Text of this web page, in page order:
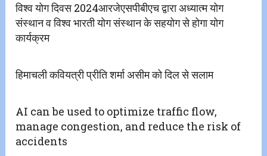
विश्व योग दिवस 2024आरजेएसपीबीएच द्वारा अध्यात्म योग
संस्थान व विश्व भारती योग संस्थान के सहयोग से होगा योग
कार्यक्रम
हिमाचली कवियत्री प्रीति शर्मा असीम को दिल से सलाम
AI can be used to optimize traffic flow,
manage congestion, and reduce the risk of
accidents